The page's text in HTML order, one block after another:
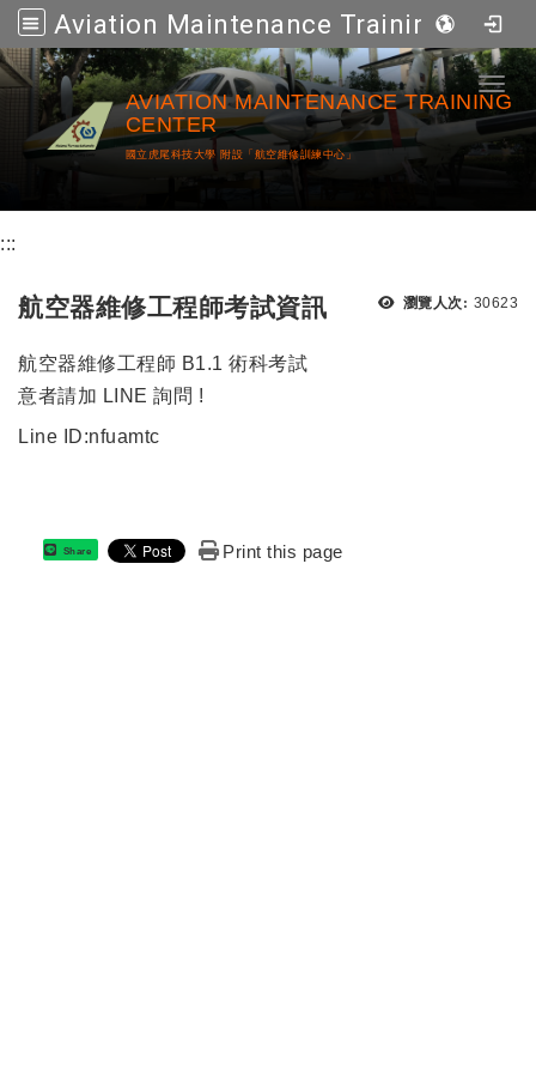
Aviation Maintenance Training Center
跳到主要內容
AVIATION MAINTENANCE TRAINING
CENTER
國立虎尾科技大學 附設「航空維修訓練中心」
:::
瀏覽人次: 瀏覽次
30623
航空器維修工程師考試資訊
航空器維修工程師 B1.1 術科考試
意者請加 LINE 詢問 !
Line ID:nfuamtc
Share Print this page